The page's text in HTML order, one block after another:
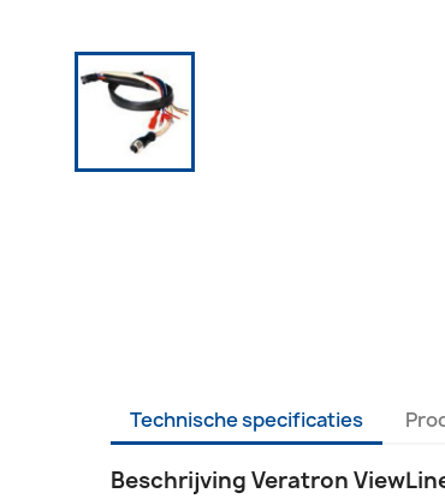
Technische specificaties
Beschrijving Veratron